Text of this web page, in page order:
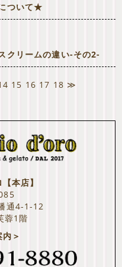
ついて★
クリームの違い-その2-
15 16 17 18 ≫
本店】
通4-1-12
蓉1階
＞